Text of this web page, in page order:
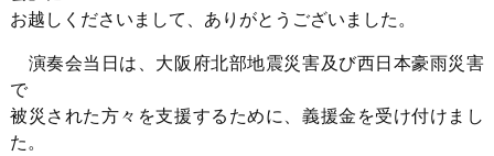
お越しくださいまして、ありがとうございました。
演奏会当日は、大阪府北部地震災害及び西日本豪雨災害
で
被災された方々を支援するために、義援金を受け付けまし
た。